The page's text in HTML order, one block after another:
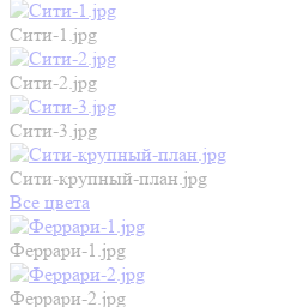
Сити-1.jpg
Сити-2.jpg
Сити-3.jpg
Сити-крупный-план.jpg
Все цвета
Феррари-1.jpg
Феррари-2.jpg